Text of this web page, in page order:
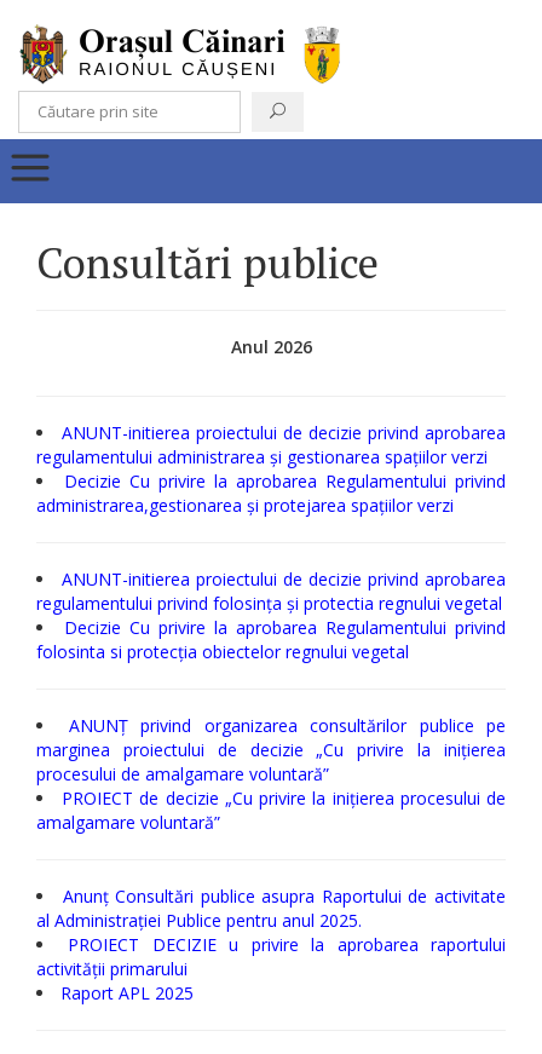
Consultări publice
Anul 2026
ANUNT-initierea proiectului de decizie privind aprobarea
regulamentului administrarea și gestionarea spațiilor verzi
Decizie Cu privire la aprobarea Regulamentului privind
administrarea,gestionarea și protejarea spațiilor verzi
ANUNT-initierea proiectului de decizie privind aprobarea
regulamentului privind folosința și protectia regnului vegetal
Decizie Cu privire la aprobarea Regulamentului privind
folosinta si protecția obiectelor regnului vegetal
ANUNȚ privind organizarea consultărilor publice pe
marginea proiectului de decizie „Cu privire la inițierea
procesului de amalgamare voluntară”
PROIECT de decizie „Cu privire la inițierea procesului de
amalgamare voluntară”
Anunț Consultări publice asupra Raportului de activitate
al Administrației Publice pentru anul 2025.
PROIECT DECIZIE u privire la aprobarea raportului
activității primarului
Raport APL 2025